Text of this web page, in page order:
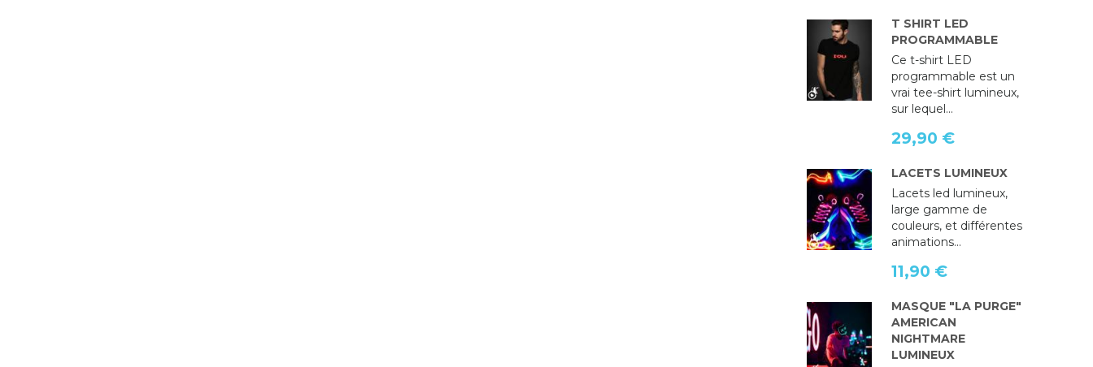
T SHIRT LED
PROGRAMMABLE
Ce t-shirt LED
programmable est un
vrai tee-shirt lumineux,
sur lequel...
29,90 €
LACETS LUMINEUX
Lacets led lumineux,
large gamme de
couleurs, et différentes
animations...
11,90 €
MASQUE "LA PURGE"
AMERICAN
NIGHTMARE
LUMINEUX